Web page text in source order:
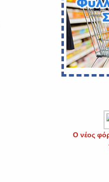
Ο νέος